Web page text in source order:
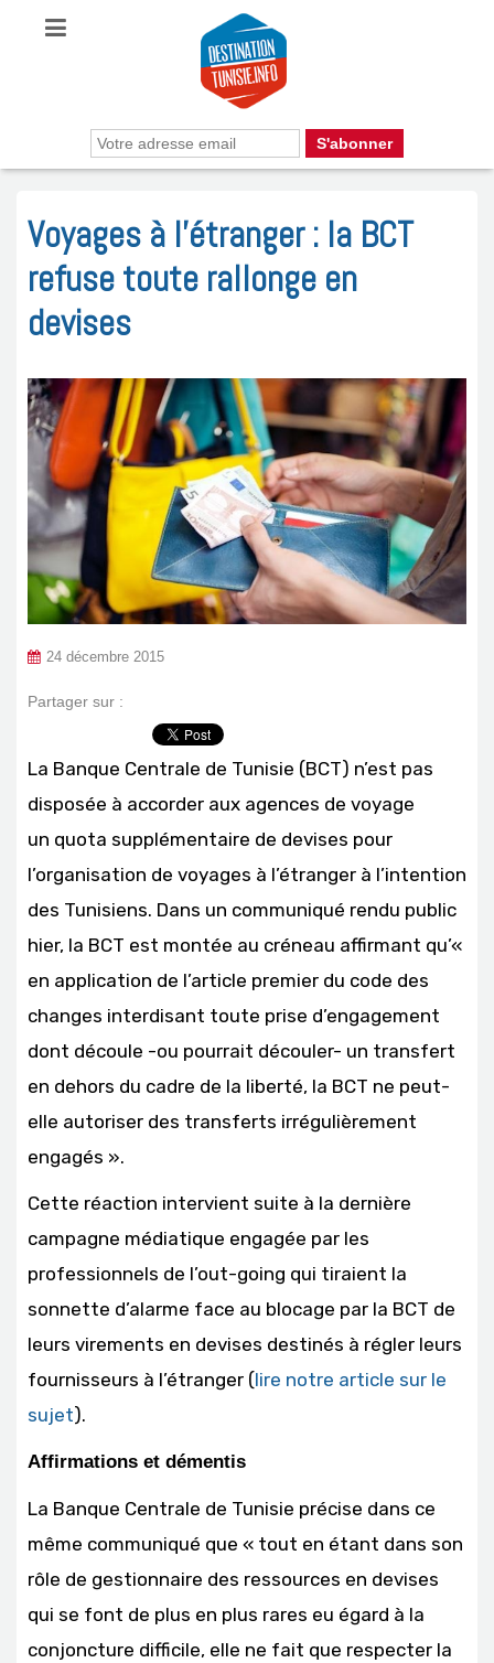
Voyages à l’étranger : la BCT
refuse toute rallonge en
devises
24 décembre 2015
Partager sur :
La Banque Centrale de Tunisie (BCT) n’est pas
disposée à accorder aux agences de voyage
un quota supplémentaire de devises pour
l’organisation de voyages à l’étranger à l’intention
des Tunisiens. Dans un communiqué rendu public
hier, la BCT est montée au créneau affirmant qu’«
en application de l’article premier du code des
changes interdisant toute prise d’engagement
dont découle -ou pourrait découler- un transfert
en dehors du cadre de la liberté, la BCT ne peut-
elle autoriser des transferts irrégulièrement
engagés ».
Cette réaction intervient suite à la dernière
campagne médiatique engagée par les
professionnels de l’out-going qui tiraient la
sonnette d’alarme face au blocage par la BCT de
leurs virements en devises destinés à régler leurs
fournisseurs à l’étranger (lire notre article sur le
sujet).
Affirmations et démentis
La Banque Centrale de Tunisie précise dans ce
même communiqué que « tout en étant dans son
rôle de gestionnaire des ressources en devises
qui se font de plus en plus rares eu égard à la
conjoncture difficile, elle ne fait que respecter la